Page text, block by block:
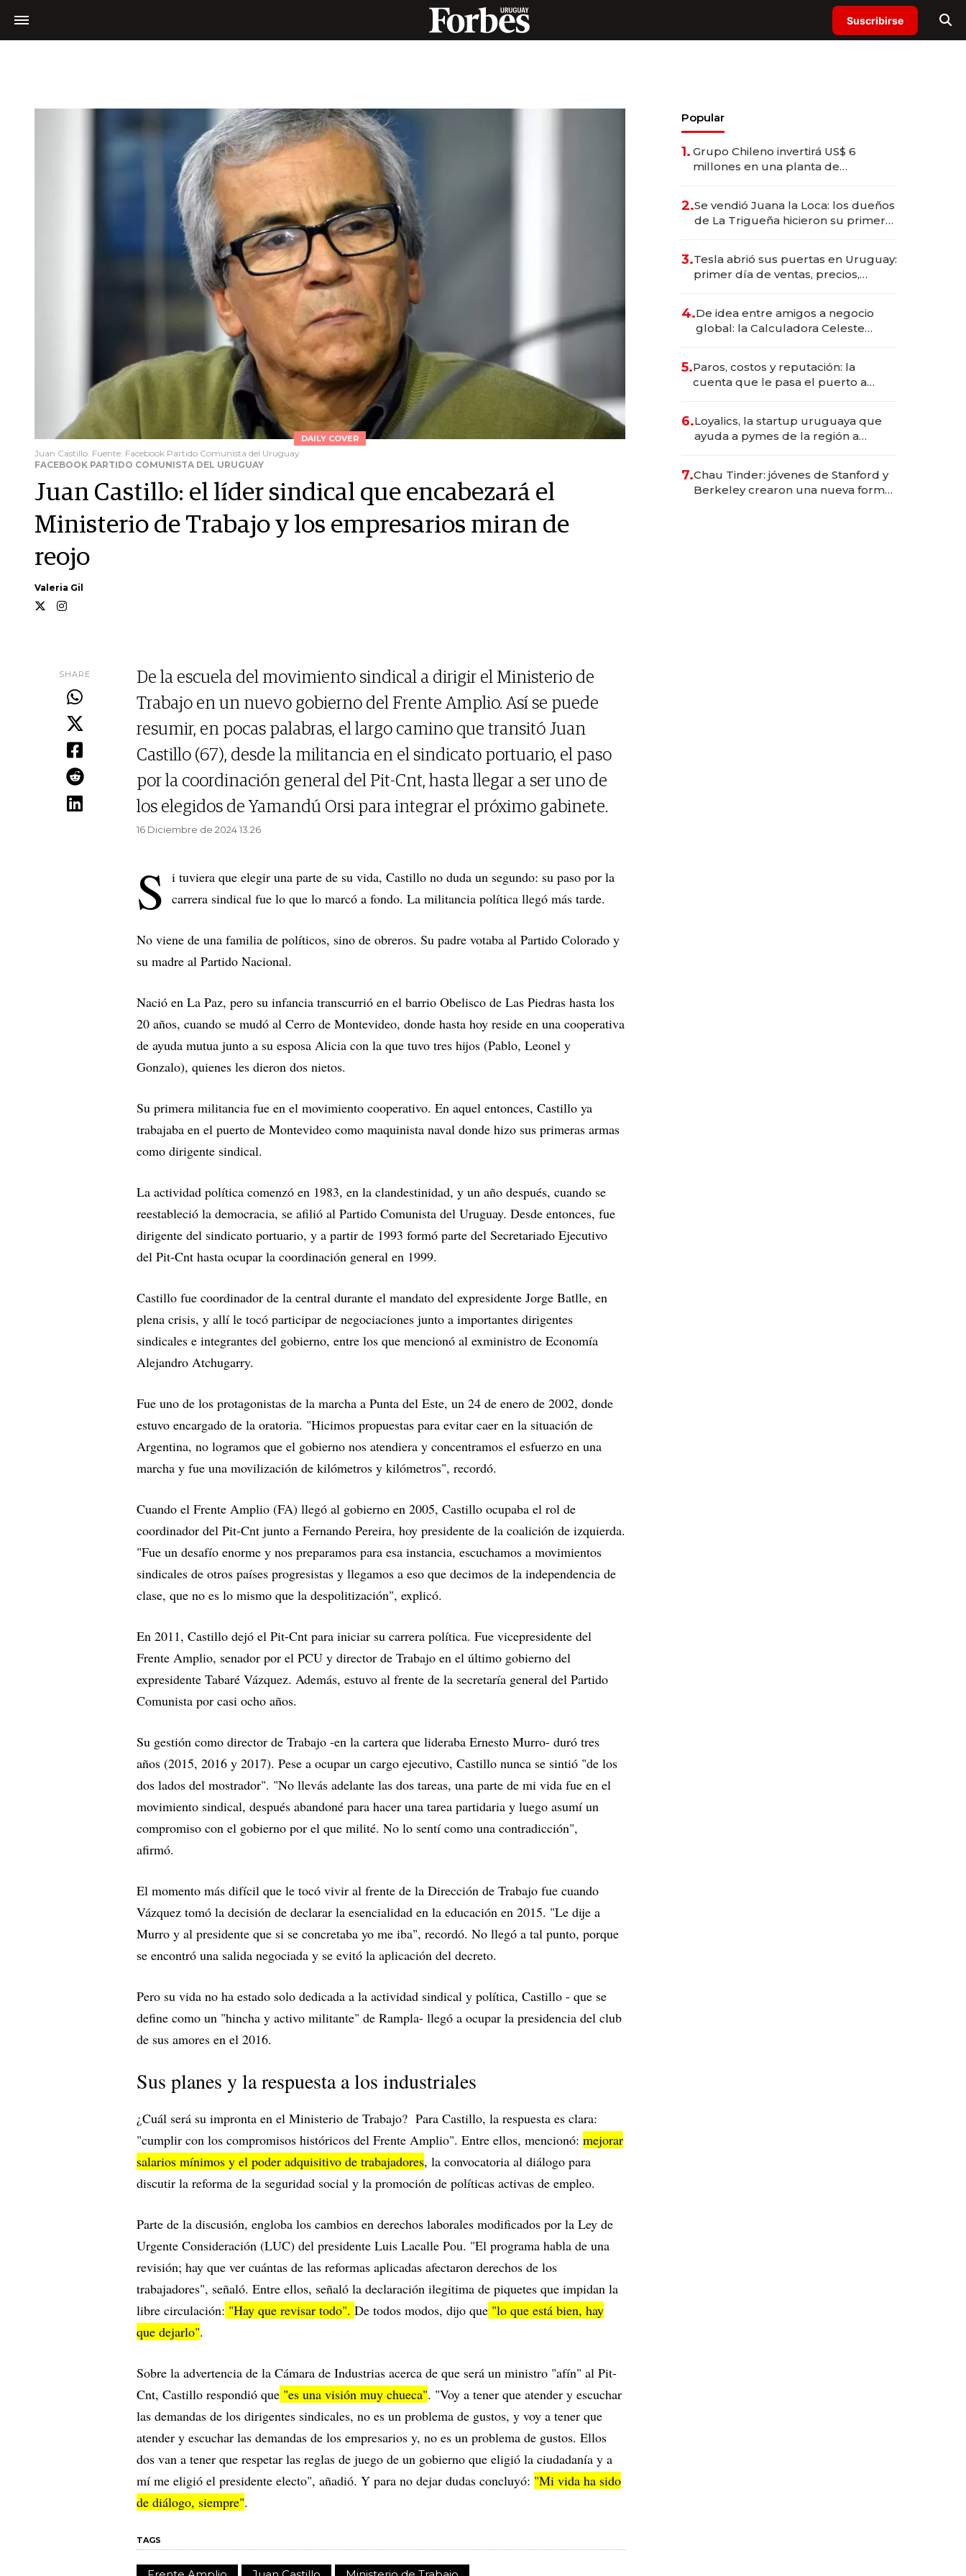
Suscribirse
DAILY COVER
Juan Castillo. Fuente: Facebook Partido Comunista del Uruguay
FACEBOOK PARTIDO COMUNISTA DEL URUGUAY
Juan Castillo: el líder sindical que encabezará el
Ministerio de Trabajo y los empresarios miran de
reojo
Valeria Gil
SHARE
De la escuela del movimiento sindical a dirigir el Ministerio de
Trabajo en un nuevo gobierno del Frente Amplio. Así se puede
resumir, en pocas palabras, el largo camino que transitó Juan
Castillo (67), desde la militancia en el sindicato portuario, el paso
por la coordinación general del Pit-Cnt, hasta llegar a ser uno de
los elegidos de Yamandú Orsi para integrar el próximo gabinete.
16 Diciembre de 2024 13.26
S i tuviera que elegir una parte de su vida, Castillo no duda un segundo: su paso por la
carrera sindical fue lo que lo marcó a fondo. La militancia política llegó más tarde.
No viene de una familia de políticos, sino de obreros. Su padre votaba al Partido Colorado y
su madre al Partido Nacional.
Nació en La Paz, pero su infancia transcurrió en el barrio Obelisco de Las Piedras hasta los
20 años, cuando se mudó al Cerro de Montevideo, donde hasta hoy reside en una cooperativa
de ayuda mutua junto a su esposa Alicia con la que tuvo tres hijos (Pablo, Leonel y
Gonzalo), quienes les dieron dos nietos.
Su primera militancia fue en el movimiento cooperativo. En aquel entonces, Castillo ya
trabajaba en el puerto de Montevideo como maquinista naval donde hizo sus primeras armas
como dirigente sindical.
La actividad política comenzó en 1983, en la clandestinidad, y un año después, cuando se
reestableció la democracia, se afilió al Partido Comunista del Uruguay. Desde entonces, fue
dirigente del sindicato portuario, y a partir de 1993 formó parte del Secretariado Ejecutivo
del Pit-Cnt hasta ocupar la coordinación general en 1999.
Castillo fue coordinador de la central durante el mandato del expresidente Jorge Batlle, en
plena crisis, y allí le tocó participar de negociaciones junto a importantes dirigentes
sindicales e integrantes del gobierno, entre los que mencionó al exministro de Economía
Alejandro Atchugarry.
Fue uno de los protagonistas de la marcha a Punta del Este, un 24 de enero de 2002, donde
estuvo encargado de la oratoria. "Hicimos propuestas para evitar caer en la situación de
Argentina, no logramos que el gobierno nos atendiera y concentramos el esfuerzo en una
marcha y fue una movilización de kilómetros y kilómetros", recordó.
Cuando el Frente Amplio (FA) llegó al gobierno en 2005, Castillo ocupaba el rol de
coordinador del Pit-Cnt junto a Fernando Pereira, hoy presidente de la coalición de izquierda.
"Fue un desafío enorme y nos preparamos para esa instancia, escuchamos a movimientos
sindicales de otros países progresistas y llegamos a eso que decimos de la independencia de
clase, que no es lo mismo que la despolitización", explicó.
En 2011, Castillo dejó el Pit-Cnt para iniciar su carrera política. Fue vicepresidente del
Frente Amplio, senador por el PCU y director de Trabajo en el último gobierno del
expresidente Tabaré Vázquez. Además, estuvo al frente de la secretaría general del Partido
Comunista por casi ocho años.
Su gestión como director de Trabajo -en la cartera que lideraba Ernesto Murro- duró tres
años (2015, 2016 y 2017). Pese a ocupar un cargo ejecutivo, Castillo nunca se sintió "de los
dos lados del mostrador". "No llevás adelante las dos tareas, una parte de mi vida fue en el
movimiento sindical, después abandoné para hacer una tarea partidaria y luego asumí un
compromiso con el gobierno por el que milité. No lo sentí como una contradicción",
afirmó.
El momento más difícil que le tocó vivir al frente de la Dirección de Trabajo fue cuando
Vázquez tomó la decisión de declarar la esencialidad en la educación en 2015. "Le dije a
Murro y al presidente que si se concretaba yo me iba", recordó. No llegó a tal punto, porque
se encontró una salida negociada y se evitó la aplicación del decreto.
Pero su vida no ha estado solo dedicada a la actividad sindical y política, Castillo - que se
define como un "hincha y activo militante" de Rampla- llegó a ocupar la presidencia del club
de sus amores en el 2016.
Sus planes y la respuesta a los industriales
¿Cuál será su impronta en el Ministerio de Trabajo? Para Castillo, la respuesta es clara:
"cumplir con los compromisos históricos del Frente Amplio". Entre ellos, mencionó: mejorar
salarios mínimos y el poder adquisitivo de trabajadores, la convocatoria al diálogo para
discutir la reforma de la seguridad social y la promoción de políticas activas de empleo.
Parte de la discusión, engloba los cambios en derechos laborales modificados por la Ley de
Urgente Consideración (LUC) del presidente Luis Lacalle Pou. "El programa habla de una
revisión; hay que ver cuántas de las reformas aplicadas afectaron derechos de los
trabajadores", señaló. Entre ellos, señaló la declaración ilegitima de piquetes que impidan la
libre circulación: "Hay que revisar todo". De todos modos, dijo que "lo que está bien, hay
que dejarlo".
Sobre la advertencia de la Cámara de Industrias acerca de que será un ministro "afín" al Pit-
Cnt, Castillo respondió que "es una visión muy chueca". "Voy a tener que atender y escuchar
las demandas de los dirigentes sindicales, no es un problema de gustos, y voy a tener que
atender y escuchar las demandas de los empresarios y, no es un problema de gustos. Ellos
dos van a tener que respetar las reglas de juego de un gobierno que eligió la ciudadanía y a
mí me eligió el presidente electo", añadió. Y para no dejar dudas concluyó: "Mi vida ha sido
de diálogo, siempre".
TAGS
Popular
1. Grupo Chileno invertirá US$ 6
millones en una planta de
2.Se vendió Juana la Loca: los dueños
de La Trigueña hicieron su primera
3.Tesla abrió sus puertas en Uruguay:
primer día de ventas, precios,
operación
4.De idea entre amigos a negocio
global: la Calculadora Celeste
5.Paros, costos y reputación: la
cuenta que le pasa el puerto a
6.Loyalics, la startup uruguaya que
ayuda a pymes de la región a
7.Chau Tinder: jóvenes de Stanford y
Berkeley crearon una nueva forma